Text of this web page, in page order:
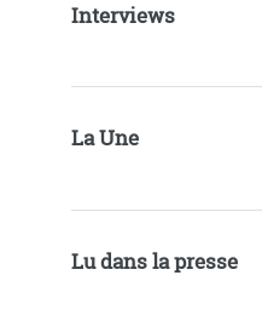
Interviews
La Une
Lu dans la presse